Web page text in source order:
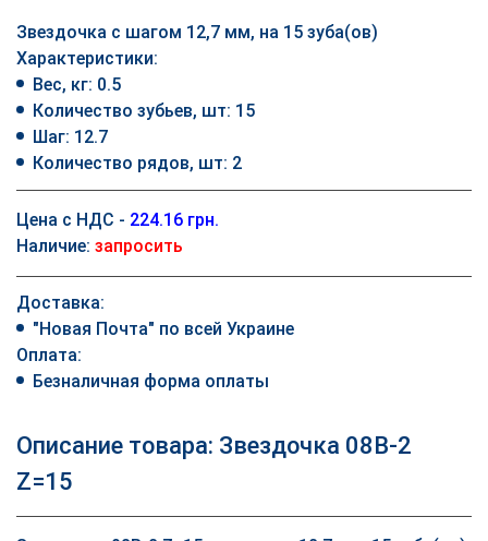
Звездочка с шагом 12,7 мм, на 15 зуба(ов)
Характеристики:
Вес, кг: 0.5
Количество зубьев, шт: 15
Шаг: 12.7
Количество рядов, шт: 2
Цена с НДС - 224.16 грн.
Наличие: запросить
Доставка:
"Новая Почта" по всей Украине
Оплата:
Безналичная форма оплаты
Описание товара: Звездочка 08B-2
Z=15